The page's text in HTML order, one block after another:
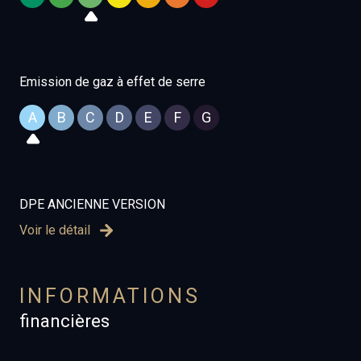
rapide aux premières plages.
Les informations sur les risques auxquels ce bien est
exposé sont disponibles sur le site
Emission de gaz à effet de serre
A B C D E F G
DPE ANCIENNE VERSION
Voir le détail
INFORMATIONS
financières